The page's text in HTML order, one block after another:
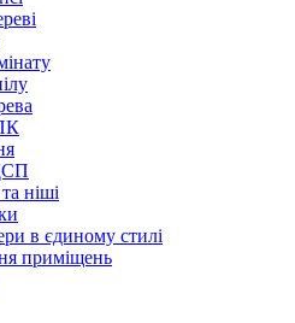
ніші
в єдиному стилі
приміщень